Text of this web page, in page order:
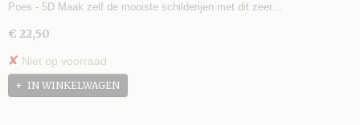
Poes - 5D Maak zelf de mooiste schilderijen met dit zeer…
€ 22,50
✘ Niet op voorraad
IN WINKELWAGEN